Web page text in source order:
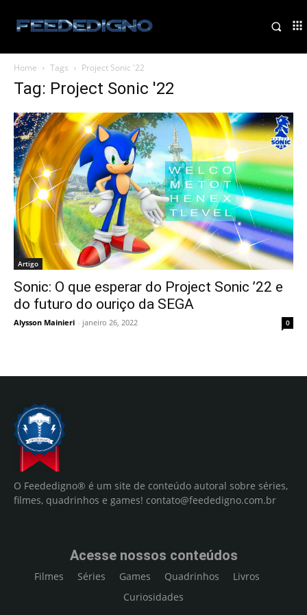
Home Tags Project Sonic '22
Tag: Project Sonic '22
Artigo
Sonic: O que esperar do Project Sonic ’22 e
do futuro do ouriço da SEGA
Alysson Mainieri - janeiro 26, 2022 0
O Feededigno® é um site de conteúdo autoral sobre séries,
filmes, quadrinhos e games! contato@feededigno.com.br
Acesse nossos conteúdos
Filmes Séries Games Quadrinhos
Livros
Curiosidades